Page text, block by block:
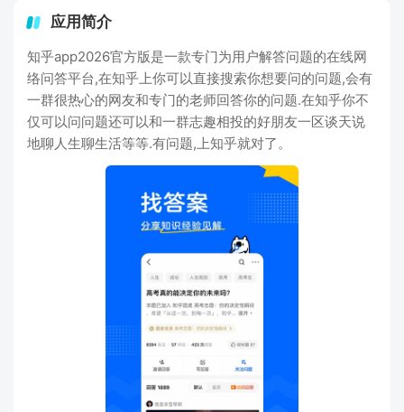
应用简介
知乎app2026官方版是一款专门为用户解答问题的在线网
络问答平台,在知乎上你可以直接搜索你想要问的问题,会有
一群很热心的网友和专门的老师回答你的问题.在知乎你不
仅可以问问题还可以和一群志趣相投的好朋友一区谈天说
地聊人生聊生活等等.有问题,上知乎就对了。